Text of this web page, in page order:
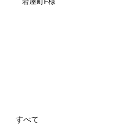
すべて